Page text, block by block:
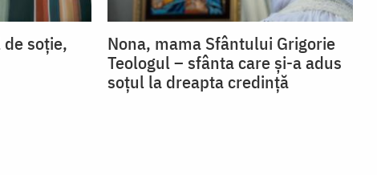
soție,
Nona, mama Sfântului Grigorie
Teologul – sfânta care și-a adus
soțul la dreapta credință